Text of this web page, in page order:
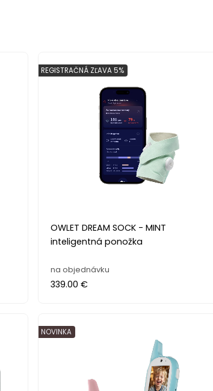
OWLET DREAM SOCK - MINT
inteligentná ponožka
REGISTRAČNÁ ZĽAVA 5%
na objednávku
339.00 €
NOVINKA